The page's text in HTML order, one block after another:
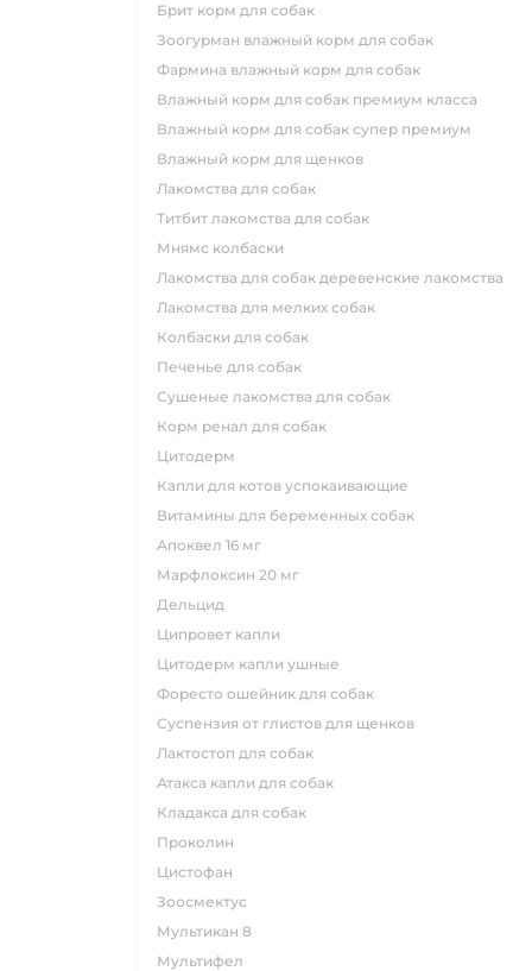
брит корм для собак
зоогурман влажный корм для собак
фармина влажный корм для собак
влажный корм для собак премиум класса
влажный корм для собак супер премиум
влажный корм для щенков
лакомства для собак
титбит лакомства для собак
мнямс колбаски
лакомства для собак деревенские лакомства
лакомства для мелких собак
колбаски для собак
печенье для собак
сушеные лакомства для собак
корм ренал для собак
цитодерм
капли для котов успокаивающие
витамины для беременных собак
апоквел 16 мг
марфлоксин 20 мг
дельцид
ципровет капли
цитодерм капли ушные
форесто ошейник для собак
суспензия от глистов для щенков
лактостоп для собак
атакса капли для собак
кладакса для собак
проколин
цистофан
зоосмектус
мультикан 8
мультифел